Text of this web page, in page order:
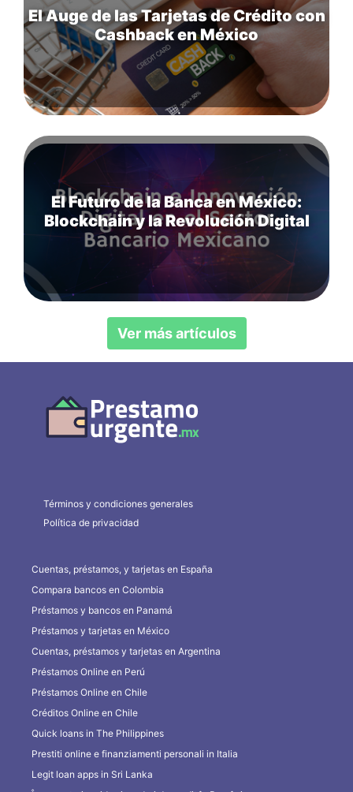
El Auge de las Tarjetas de Crédito con
Cashback en México
El Futuro de la Banca en México:
Blockchain y la Revolución Digital
Ver más artículos
Términos y condiciones generales
Política de privacidad
Cuentas, préstamos, y tarjetas en España
Compara bancos en Colombia
Préstamos y bancos en Panamá
Préstamos y tarjetas en México
Cuentas, préstamos y tarjetas en Argentina
Préstamos Online en Perú
Préstamos Online en Chile
Créditos Online en Chile
Quick loans in The Philippines
Prestiti online e finanziamenti personali in Italia
Legit loan apps in Sri Lanka